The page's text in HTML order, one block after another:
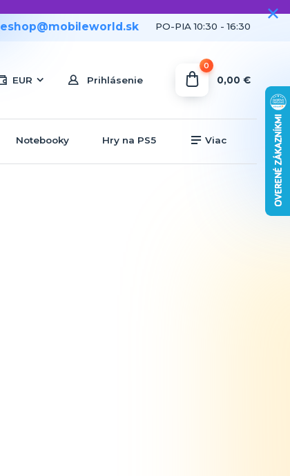
EUR Prihlásenie
eshop@mobileworld.sk PO-PIA 10:30 - 16:30
0
0,00 €
Notebooky Hry na PS5 Viac